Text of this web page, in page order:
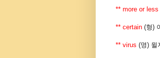
** more or less
** certain (형)
** virus (명) 윌